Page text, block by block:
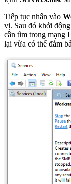
Tiếp tục nhấn vào
vị. Sau đó khởi
cần tìm trong mạng
lại vừa có thể đảm